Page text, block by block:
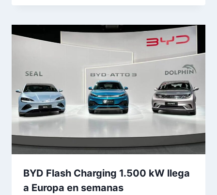
BYD Flash Charging 1.500 kW llega
a Europa en semanas